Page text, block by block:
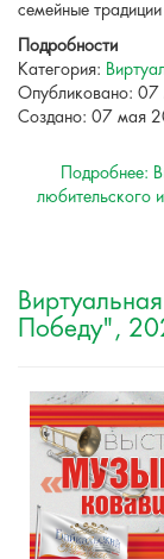
семейные
Подробности
Категория:
Опубликовано:
Создано: 07 мая
Подробнее:
любительского
Победу",